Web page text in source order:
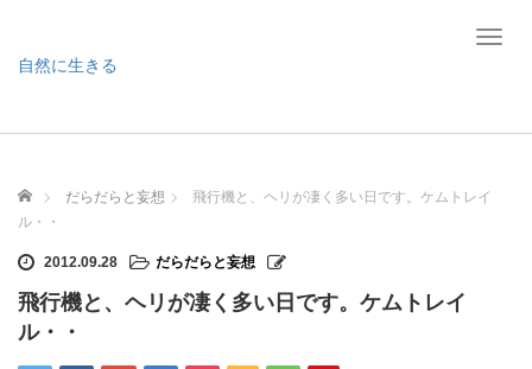
T
l
自然に生きる
ホーム だらだらと妄想
飛行機と、ヘリが凄く多い日です。ケムトレイ
ル・・
2012.09.28 だらだらと妄想
飛行機と、ヘリが凄く多い日です。ケムトレイ
ル・・